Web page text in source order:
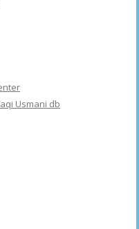
Usmani db